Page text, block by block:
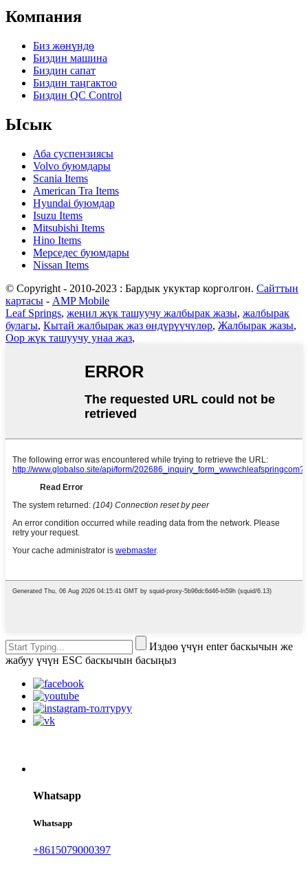
Компания
Биз жөнүндө
Биздин машина
Биздин сапат
Биздин таңгактоо
Биздин QC Control
Ысык
Аба суспензиясы
Volvo буюмдары
Scania Items
American Tra Items
Hyundai буюмдар
Isuzu Items
Mitsubishi Items
Hino Items
Мерседес буюмдары
Nissan Items
© Copyright - 2010-2023 : Бардык укуктар корголгон. Сайттын
картасы - AMP Mobile
Leaf Springs, жеңил жүк ташуучу жалбырак жазы, жалбырак
булагы, Кытай жалбырак жаз өндүрүүчүлөр, Жалбырак жазы,
Оор жүк ташуучу унаа жаз,
Издөө үчүн enter баскычын же
жабуу үчүн ESC баскычын басыңыз
Whatsapp
Whatsapp
+8615079000397